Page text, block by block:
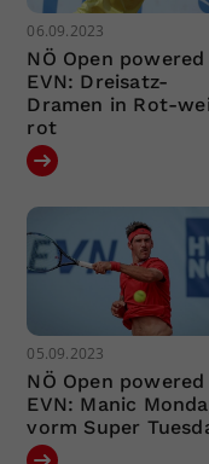
06.09.2023
NÖ Open powered
EVN: Dreisatz-
Dramen in Rot-
rot
05.09.2023
NÖ Open powered
EVN: Manic
vorm Super